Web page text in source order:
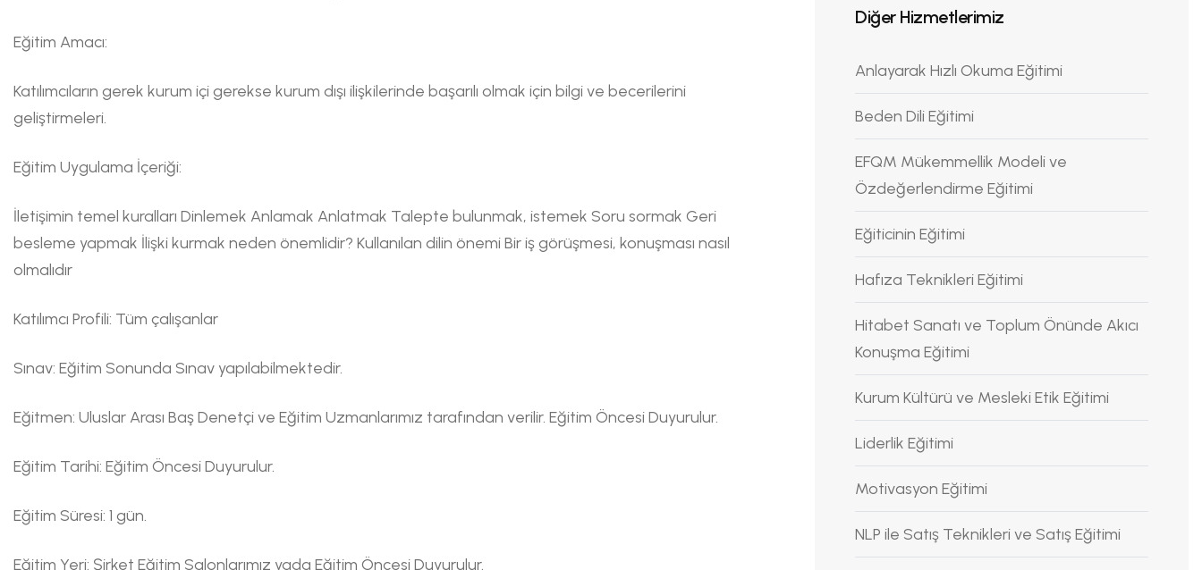
Eğitim Amacı:
Katılımcıların gerek kurum içi gerekse kurum dışı ilişkilerinde başarılı olmak için bilgi ve becerilerini
geliştirmeleri.
Eğitim Uygulama İçeriği:
İletişimin temel kuralları Dinlemek Anlamak Anlatmak Talepte bulunmak, istemek Soru sormak Geri
besleme yapmak İlişki kurmak neden önemlidir? Kullanılan dilin önemi Bir iş görüşmesi, konuşması nasıl
olmalıdır
Katılımcı Profili: Tüm çalışanlar
Sınav: Eğitim Sonunda Sınav yapılabilmektedir.
Eğitmen: Uluslar Arası Baş Denetçi ve Eğitim Uzmanlarımız tarafından verilir. Eğitim Öncesi Duyurulur.
Eğitim Tarihi: Eğitim Öncesi Duyurulur.
Eğitim Süresi: 1 gün.
Eğitim Yeri: Şirket Eğitim Salonlarımız yada Eğitim Öncesi Duyurulur.
Diğer Hizmetlerimiz
Anlayarak Hızlı Okuma Eğitimi
Beden Dili Eğitimi
EFQM Mükemmellik Modeli ve
Özdeğerlendirme Eğitimi
Eğiticinin Eğitimi
Hafıza Teknikleri Eğitimi
Hitabet Sanatı ve Toplum Önünde Akıcı
Konuşma Eğitimi
Kurum Kültürü ve Mesleki Etik Eğitimi
Liderlik Eğitimi
Motivasyon Eğitimi
NLP ile Satış Teknikleri ve Satış Eğitimi